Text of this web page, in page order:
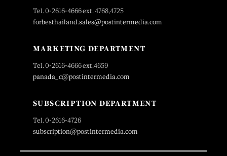
Tel. 0-2616-4666 ext. 4768,4725
forbesthailand.sales@postintermedia.com
MARKETING DEPARTMENT
Tel. 0-2616-4666 ext.4659
panada_c@postintermedia.com
SUBSCRIPTION DEPARTMENT
Tel. 0-2616-4726
subscription@postintermedia.com